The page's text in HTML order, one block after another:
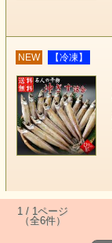
NEW 【冷凍】
1 / 1ページ
（全6件）